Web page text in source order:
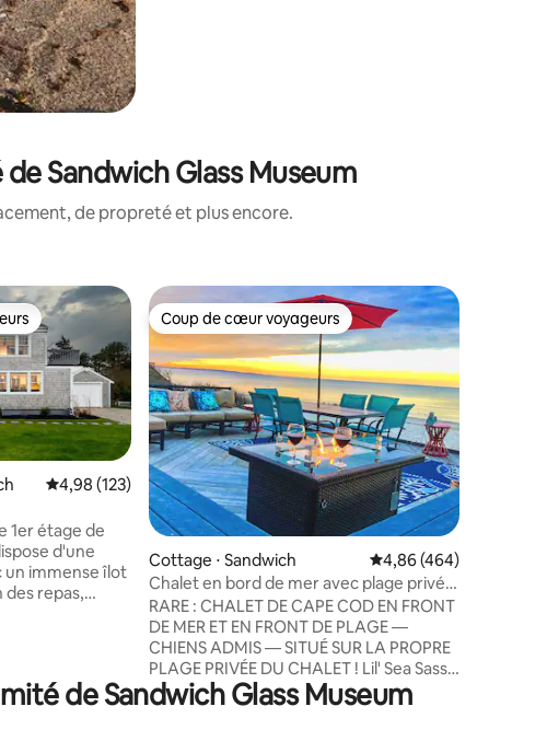
Sandwich Glass Museum
de propreté et plus encore.
commentaires : 4,92 sur 5
les plus appréciés
Évaluation moyenne sur la base de 123 commentaires : 4,98 sur 5
4,98 (123)
1er étage de
d'une
un immense îlot
des repas,
derrière les
y trouverez
Coup de cœur voyageurs
Coup de cœur voyageurs
Cottage ⋅ Sandwich Évaluation moyenne
4,86 (464)
Chalet en bord de mer avec plage privée
~ Lil Sea Sass
RARE : CHALET DE CAPE COD EN FRONT
DE MER ET EN FRONT DE PLAGE —
CHIENS ADMIS — SITUÉ SUR LA PROPRE
PLAGE PRIVÉE DU CHALET ! Lil' Sea Sass
est un chalet de plage vintage de
3 chambres niché dans les dunes offrant
de Sandwich Glass Museum